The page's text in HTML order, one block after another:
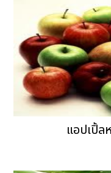
แอปเปิ้ล